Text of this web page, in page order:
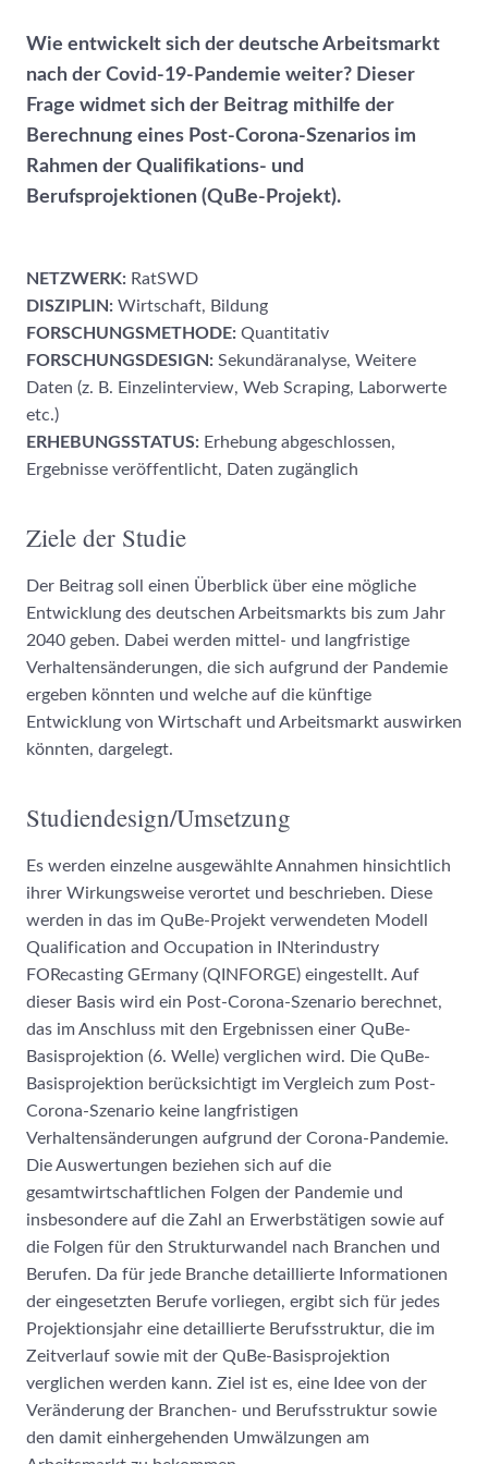
Wie entwickelt sich der deutsche Arbeitsmarkt
nach der Covid-19-Pandemie weiter? Dieser
Frage widmet sich der Beitrag mithilfe der
Berechnung eines Post-Corona-Szenarios im
Rahmen der Qualifikations- und
Berufsprojektionen (QuBe-Projekt).
NETZWERK: RatSWD
DISZIPLIN: Wirtschaft, Bildung
FORSCHUNGSMETHODE: Quantitativ
FORSCHUNGSDESIGN: Sekundäranalyse, Weitere
Daten (z. B. Einzelinterview, Web Scraping, Laborwerte
etc.)
ERHEBUNGSSTATUS: Erhebung abgeschlossen,
Ergebnisse veröffentlicht, Daten zugänglich
Ziele der Studie
Der Beitrag soll einen Überblick über eine mögliche
Entwicklung des deutschen Arbeitsmarkts bis zum Jahr
2040 geben. Dabei werden mittel- und langfristige
Verhaltensänderungen, die sich aufgrund der Pandemie
ergeben könnten und welche auf die künftige
Entwicklung von Wirtschaft und Arbeitsmarkt auswirken
könnten, dargelegt.
Studiendesign/Umsetzung
Es werden einzelne ausgewählte Annahmen hinsichtlich
ihrer Wirkungsweise verortet und beschrieben. Diese
werden in das im QuBe-Projekt verwendeten Modell
Qualification and Occupation in INterindustry
FORecasting GErmany (QINFORGE) eingestellt. Auf
dieser Basis wird ein Post-Corona-Szenario berechnet,
das im Anschluss mit den Ergebnissen einer QuBe-
Basisprojektion (6. Welle) verglichen wird. Die QuBe-
Basisprojektion berücksichtigt im Vergleich zum Post-
Corona-Szenario keine langfristigen
Verhaltensänderungen aufgrund der Corona-Pandemie.
Die Auswertungen beziehen sich auf die
gesamtwirtschaftlichen Folgen der Pandemie und
insbesondere auf die Zahl an Erwerbstätigen sowie auf
die Folgen für den Strukturwandel nach Branchen und
Berufen. Da für jede Branche detaillierte Informationen
der eingesetzten Berufe vorliegen, ergibt sich für jedes
Projektionsjahr eine detaillierte Berufsstruktur, die im
Zeitverlauf sowie mit der QuBe-Basisprojektion
verglichen werden kann. Ziel ist es, eine Idee von der
Veränderung der Branchen- und Berufsstruktur sowie
den damit einhergehenden Umwälzungen am